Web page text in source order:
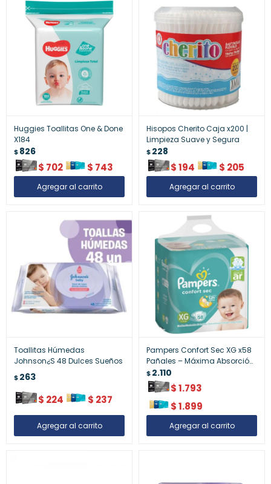
Huggies Toallitas One & Done
X184
$826
$ 702 $ 743
Hisopos Cherito Caja x200 |
Limpieza Suave y Segura
$228
$194 $ 205
Toallitas Húmedas
Johnson¿S 48 Dulces Sueños
$263
$ 224 $ 237
Pampers Confort Sec XG x58
Pañales – Máxima Absorción
y Protección
$2.110
$1.793
$1.899